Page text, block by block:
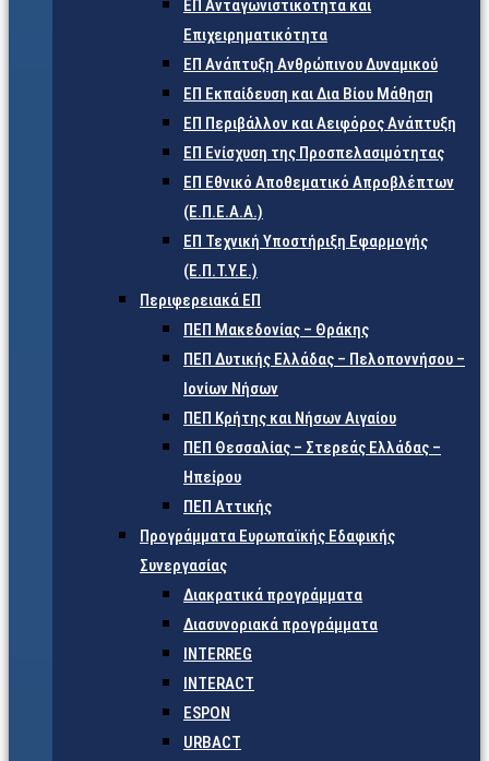
ΕΠ Ανταγωνιστικότητα και
Επιχειρηματικότητα
ΕΠ Ανάπτυξη Ανθρώπινου Δυναμικού
ΕΠ Εκπαίδευση και Δια Βίου Μάθηση
ΕΠ Περιβάλλον και Αειφόρος Ανάπτυξη
ΕΠ Ενίσχυση της Προσπελασιμότητας
ΕΠ Εθνικό Αποθεματικό Απροβλέπτων
(Ε.Π.Ε.Α.Α.)
ΕΠ Τεχνική Υποστήριξη Εφαρμογής
(Ε.Π.Τ.Υ.Ε.)
Περιφερειακά ΕΠ
ΠΕΠ Μακεδονίας – Θράκης
ΠΕΠ Δυτικής Ελλάδας – Πελοποννήσου –
Ιονίων Νήσων
ΠΕΠ Κρήτης και Νήσων Αιγαίου
ΠΕΠ Θεσσαλίας – Στερεάς Ελλάδας –
Ηπείρου
ΠΕΠ Αττικής
Προγράμματα Ευρωπαϊκής Εδαφικής
Συνεργασίας
Διακρατικά προγράμματα
Διασυνοριακά προγράμματα
INTERREG
INTERACT
ESPON
URBACT